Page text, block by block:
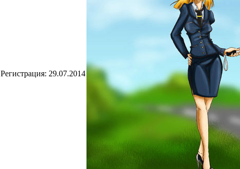
Регистрация: 29.07.2014